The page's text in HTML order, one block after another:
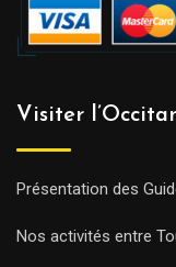
Visiter
Présentation des
Nos activités entre